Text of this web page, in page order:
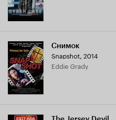
Снимок
Snapshot, 2014
Eddie Grady